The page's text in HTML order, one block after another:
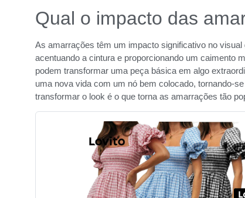
Qual o impacto das
As amarrações têm um impacto significativo no
acentuando a cintura e proporcionando um caimento
podem transformar uma peça básica em algo
uma nova vida com um nó bem colocado, tornando-
transformar o look é o que torna as amarrações tão